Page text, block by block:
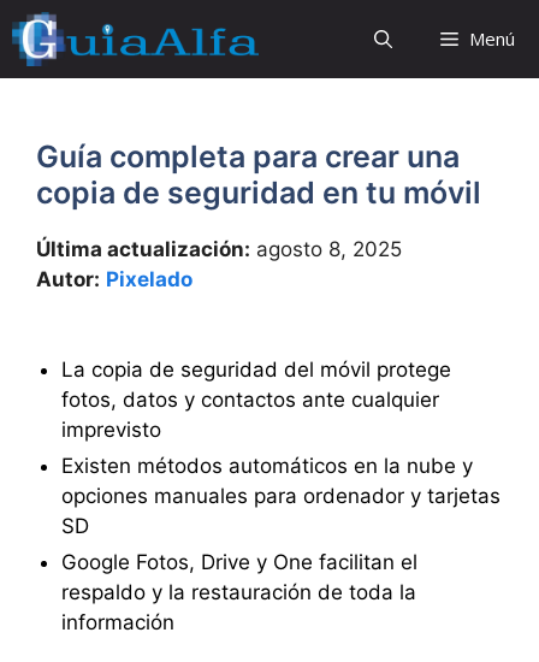
Saltar
al
contenido
Menú
Guía completa para crear una
copia de seguridad en tu móvil
Última actualización: agosto 8, 2025
Autor: Pixelado
La copia de seguridad del móvil protege
fotos, datos y contactos ante cualquier
imprevisto
Existen métodos automáticos en la nube y
opciones manuales para ordenador y tarjetas
SD
Google Fotos, Drive y One facilitan el
respaldo y la restauración de toda la
información